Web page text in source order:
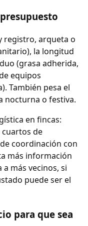
registro, arqueta o
la longitud
(grasa adherida,
equipos
También pesa el
nocturna o festiva.
en fincas:
cuartos de
coordinación con
más información
más vecinos, si
puede ser el
para que sea